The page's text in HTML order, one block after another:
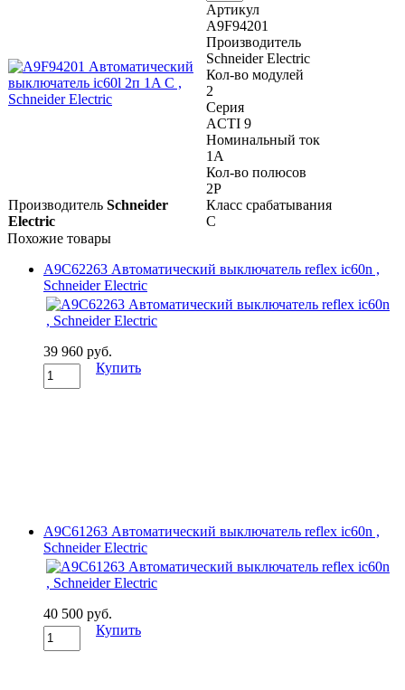
Артикул
A9F94201
Производитель
Schneider Electric
Кол-во модулей
2
Серия
ACTI 9
Номинальный ток
1A
Кол-во полюсов
2P
Класс срабатывания
C
Производитель Schneider
Electric
Похожие товары
A9C62263 Автоматический выключатель reflex ic60n ,
Schneider Electric
39 960 руб.
Купить
A9C61263 Автоматический выключатель reflex ic60n ,
Schneider Electric
40 500 руб.
Купить